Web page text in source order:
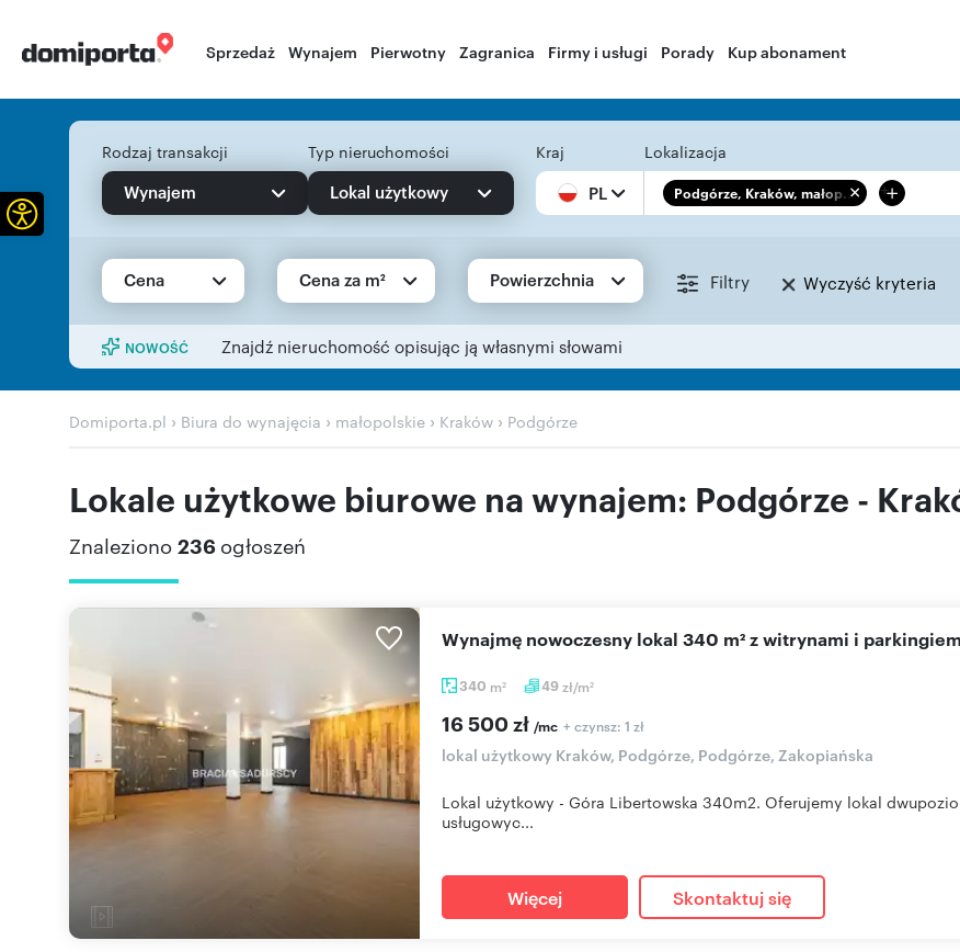
Sprzedaż Wynajem Pierwotny Zagranica Firmy i usługi Porady Kup abonament
Rodzaj transakcji
Wynajem
Typ nieruchomości
Lokal użytkowy
Kraj
PL
Lokalizacja
Podgórze, Kraków, małop... +
Cena Cena za m² Powierzchnia Filtry Wyczyść kryteria
NOWOŚĆ Znajdź nieruchomość opisując ją własnymi słowami
Domiporta.pl › Biura do wynajęcia › małopolskie › Kraków › Podgórze
Lokale użytkowe biurowe na wynajem: Podgórze -
Znaleziono 236 ogłoszeń
340 m2 49zł/m2
Wynajmę nowoczesny lokal 340 m² z witrynami i parkingiem
16 500 zł /mc + czynsz: 1 zł
lokal użytkowy Kraków, Podgórze, Podgórze, Zakopiańska
Lokal użytkowy - Góra Libertowska 340m2. Oferujemy lokal
usługowyc...
Więcej Skontaktuj się
Otwórz pasek narzędzi